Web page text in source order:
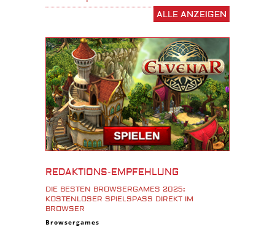
Download Spiele
3D Spiele
Tablet Spiele
Android Spiele
iPhone Spiele
iOS Spiele
iPad Spiele
Denk Spiele
ALLE ANZEIGEN
REDAKTIONS-EMPFEHLUNG
DIE BESTEN BROWSERGAMES 2025:
KOSTENLOSER SPIELSPASS DIREKT IM B
ROWSER
Browsergames